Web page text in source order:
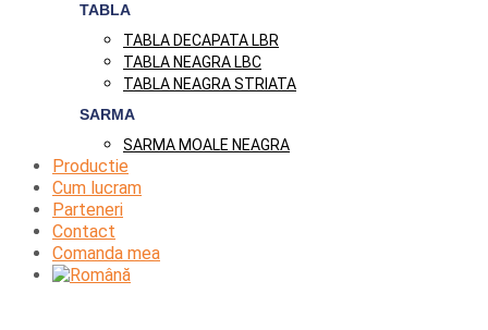
TABLA
TABLA DECAPATA LBR
TABLA NEAGRA LBC
TABLA NEAGRA STRIATA
SARMA
SARMA MOALE NEAGRA
Productie
Cum lucram
Parteneri
Contact
Comanda mea